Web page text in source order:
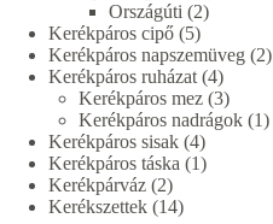
termék
Országúti 22
Kerékpáros cipő 55
termék
Kerékpáros napszemüveg 22
Kerékpáros ruházat 44
termék
Kerékpáros mez 33
termék
Kerékpáros nadrágok 11
Kerékpáros sisak 44
termék
Kerékpáros táska 11
Kerékpárváz 22
termék
Kerékszettek 1414